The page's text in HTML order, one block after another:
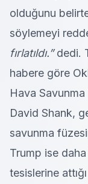
olduğunu
söylemeyi
fırlatıldı.”dedi.
habere göre
Hava Savunma
David Shank,
savunma
Trump ise daha
tesislerine